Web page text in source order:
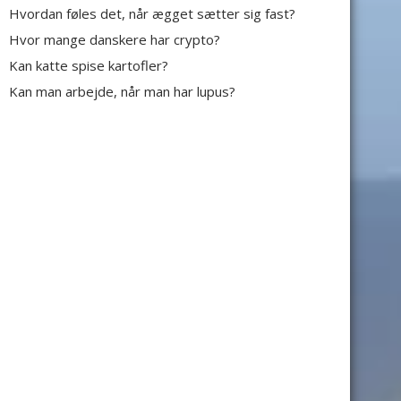
Hvordan føles det, når ægget sætter sig fast?
Hvor mange danskere har crypto?
Kan katte spise kartofler?
Kan man arbejde, når man har lupus?